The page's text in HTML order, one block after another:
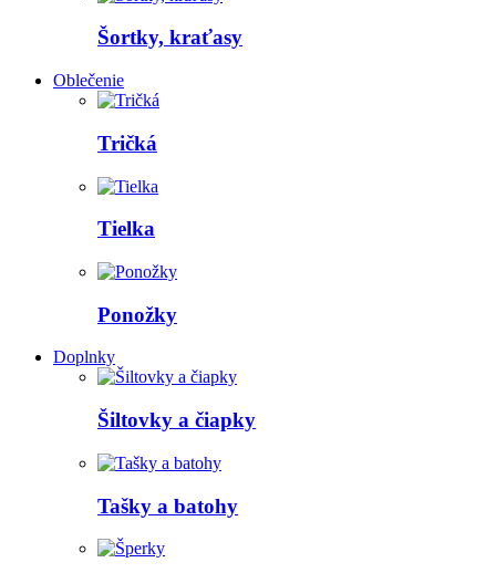
Šortky, kraťasy
Oblečenie
Tričká
Tielka
Ponožky
Doplnky
Šiltovky a čiapky
Tašky a batohy